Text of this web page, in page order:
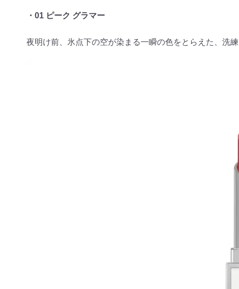
・01 ピーク グラマー
夜明け前、氷点下の空が染まる一瞬の色をとらえた、洗練